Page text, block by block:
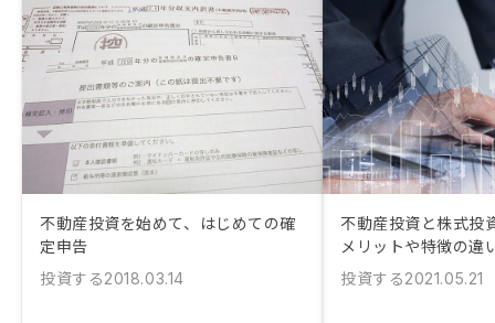
不動産投資を始めて、はじめての確
定申告
投資する2018.03.14
不動産投資と株式投
メリットや特徴の違
投資する2021.05.21